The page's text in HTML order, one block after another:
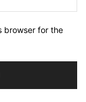
browser for the